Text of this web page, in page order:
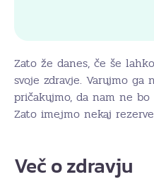
Zato že danes, če še
svoje zdravje. Varujmo
pričakujmo, da nam ne
Zato imejmo nekaj
Več o zdravju